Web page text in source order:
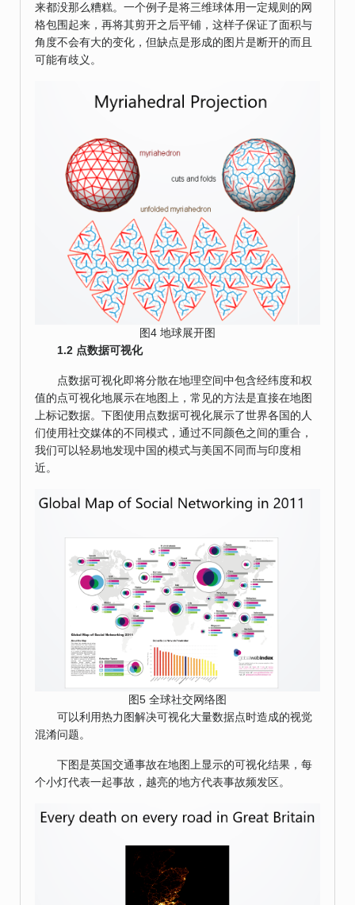
来都没那么糟糕。一个例子是将三维球体用一定规则的网
格包围起来，再将其剪开之后平铺，这样子保证了面积与
角度不会有大的变化，但缺点是形成的图片是断开的而且
可能有歧义。
图4 地球展开图
1.2 点数据可视化
点数据可视化即将分散在地理空间中包含经纬度和权
值的点可视化地展示在地图上，常见的方法是直接在地图
上标记数据。下图使用点数据可视化展示了世界各国的人
们使用社交媒体的不同模式，通过不同颜色之间的重合，
我们可以轻易地发现中国的模式与美国不同而与印度相
近。
图5 全球社交网络图
可以利用热力图解决可视化大量数据点时造成的视觉
混淆问题。
下图是英国交通事故在地图上显示的可视化结果，每
个小灯代表一起事故，越亮的地方代表事故频发区。